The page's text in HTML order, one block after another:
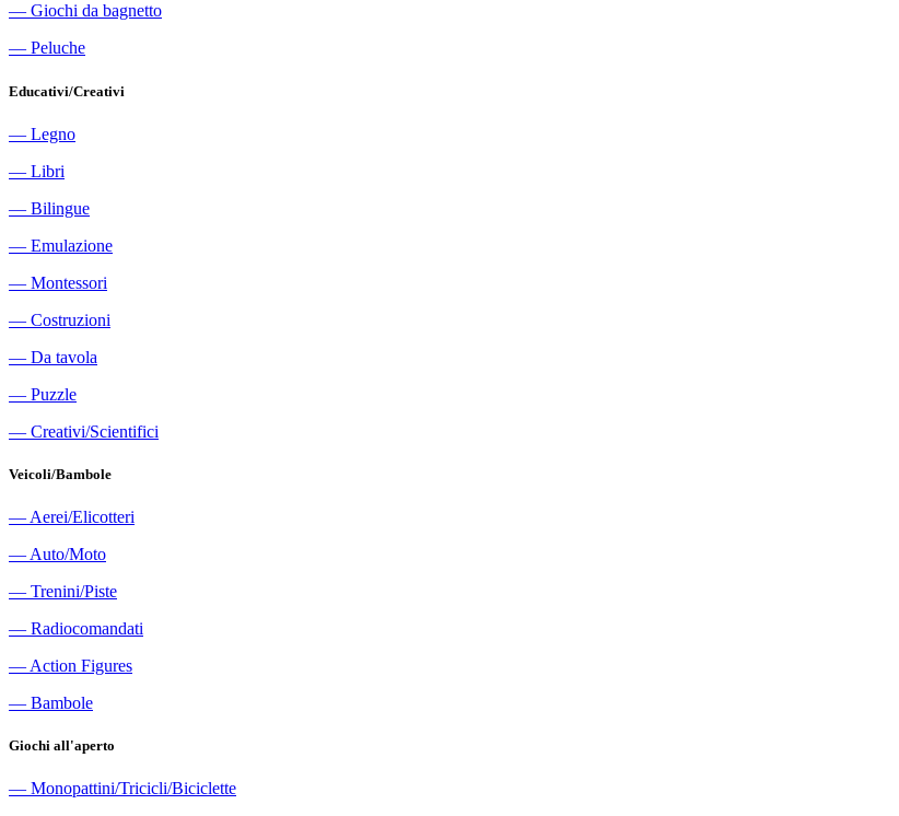
― Giochi da bagnetto
― Peluche
Educativi/Creativi
― Legno
― Libri
― Bilingue
― Emulazione
― Montessori
― Costruzioni
― Da tavola
― Puzzle
― Creativi/Scientifici
Veicoli/Bambole
― Aerei/Elicotteri
― Auto/Moto
― Trenini/Piste
― Radiocomandati
― Action Figures
― Bambole
Giochi all'aperto
― Monopattini/Tricicli/Biciclette